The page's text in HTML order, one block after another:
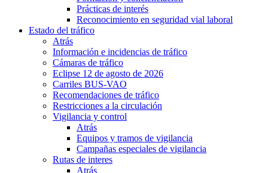
Prácticas de interés
Reconocimiento en seguridad vial laboral
Estado del tráfico
Atrás
Información e incidencias de tráfico
Cámaras de tráfico
Eclipse 12 de agosto de 2026
Carriles BUS-VAO
Recomendaciones de tráfico
Restricciones a la circulación
Vigilancia y control
Atrás
Equipos y tramos de vigilancia
Campañas especiales de vigilancia
Rutas de interes
Atrás